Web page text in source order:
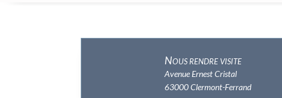
Nous rendre visite
Avenue Ernest Cristal
63000 Clermont-Ferrand